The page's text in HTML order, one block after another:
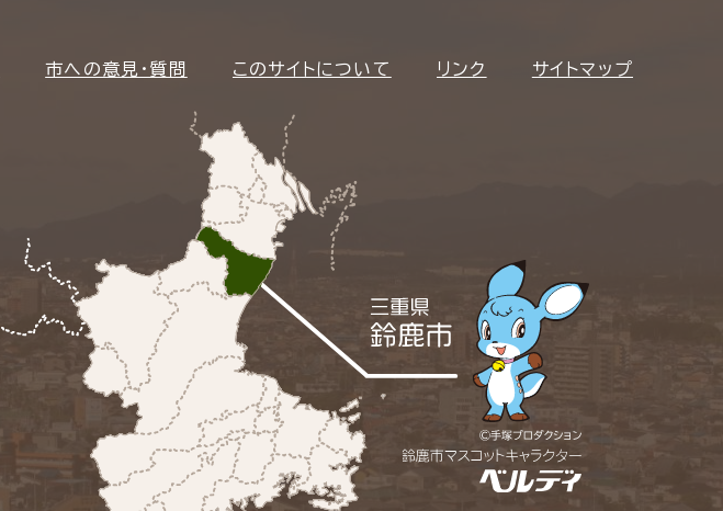
市への意見・質問 このサイトについて リンク サイトマップ